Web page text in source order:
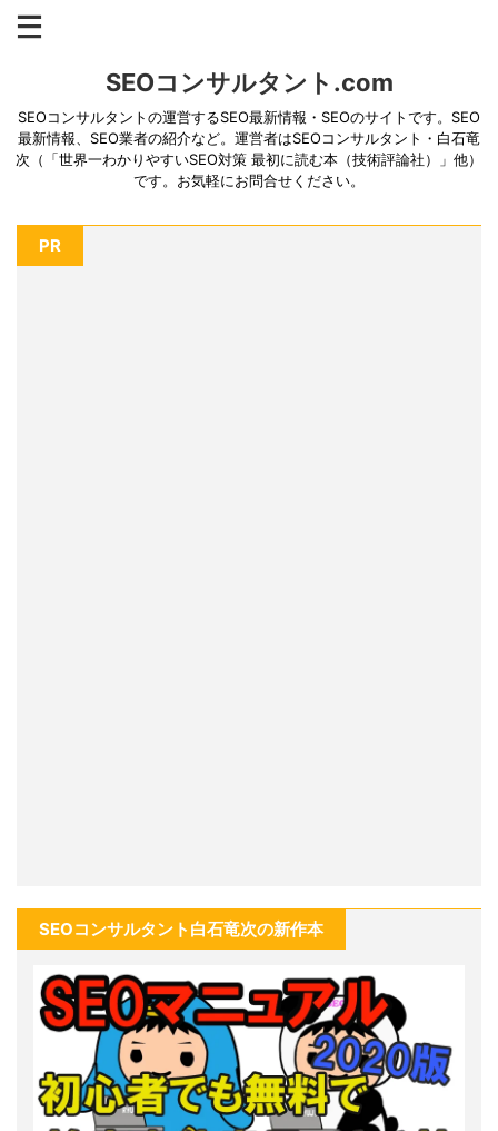
SEOコンサルタント.com
SEOコンサルタントの運営するSEO最新情報・SEOのサイトです。SEO
最新情報、SEO業者の紹介など。運営者はSEOコンサルタント・白石竜
次（「世界一わかりやすいSEO対策 最初に読む本（技術評論社）」他）
です。お気軽にお問合せください。
PR
SEOコンサルタント白石竜次の新作本